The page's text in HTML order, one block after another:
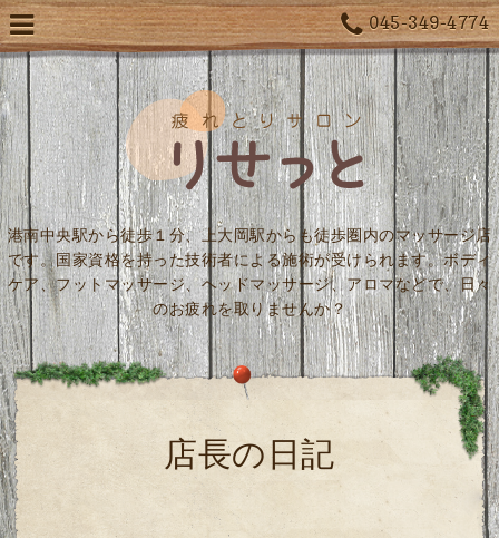
045-349-4774
港南中央駅から徒歩１分、上大岡駅からも徒歩圏内のマッサージ店
です。国家資格を持った技術者による施術が受けられます。ボディ
ケア、フットマッサージ、ヘッドマッサージ、アロマなどで、日々
のお疲れを取りませんか？
店長の日記